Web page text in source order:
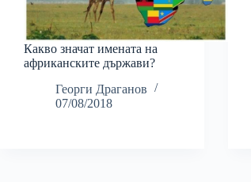
Какво значат имената на
африканските държави?
Георги Драганов
07/08/2018